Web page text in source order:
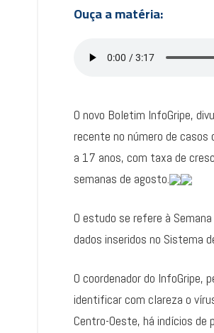
Ouça a matéria:
O novo Boletim InfoGripe,
recente no número de casos
a 17 anos, com taxa de
semanas de agosto.
O estudo se refere à
dados inseridos no Sistema
O coordenador do InfoGripe,
identificar com clareza o
Centro-Oeste, há indícios de